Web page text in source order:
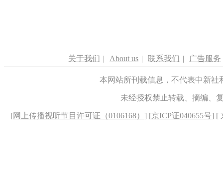
关于我们 | About us | 联系我们 | 广告服务
本网站所刊载信息，不代表中新
未经授权禁止转载、摘编、
[网上传播视听节目许可证（0106168） ] [京ICP证040655号] [